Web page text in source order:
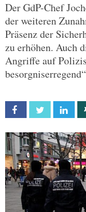
Der GdP-Chef
der weiteren
Präsenz der
zu erhöhen. Auch
Angriffe auf
Facebook Twitter